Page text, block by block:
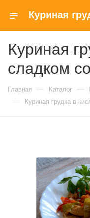
Куриная
сладком
Главная — Каталог —
— Куриная грудка в